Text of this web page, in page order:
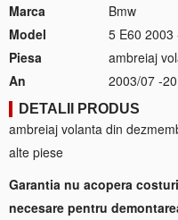
Marca
Bmw
Model
5 E60 2003
Piesa
ambreiaj
An
2003/07 -
DETALII PRODUS
ambreiaj volanta din
alte piese
Garantia nu acopera
necesare pentru